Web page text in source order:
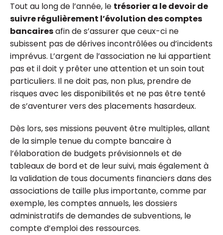
Tout au long de l’année, le trésorier a le devoir de
suivre régulièrement l’évolution des comptes
bancairesafin de s’assurer que ceux-ci ne
subissent pas de dérives incontrôlées ou d’incidents
imprévus. L’argent de l’association ne lui appartient
pas et il doit y prêter une attention et un soin tout
particuliers. Il ne doit pas, non plus, prendre de
risques avec les disponibilités et ne pas être tenté
de s’aventurer vers des placements hasardeux.
Dès lors, ses missions peuvent être multiples, allant
de la simple tenue du compte bancaire à
l’élaboration de budgets prévisionnels et de
tableaux de bord et de leur suivi, mais également à
la validation de tous documents financiers dans des
associations de taille plus importante, comme par
exemple, les comptes annuels, les dossiers
administratifs de demandes de subventions, le
compte d’emploi des ressources.